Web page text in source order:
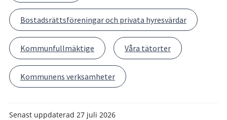
Bostadsrättsföreningar och privata hyresvärdar
Kommunfullmäktige Våra tätorter
Kommunens verksamheter
Senast uppdaterad 27 juli 2026